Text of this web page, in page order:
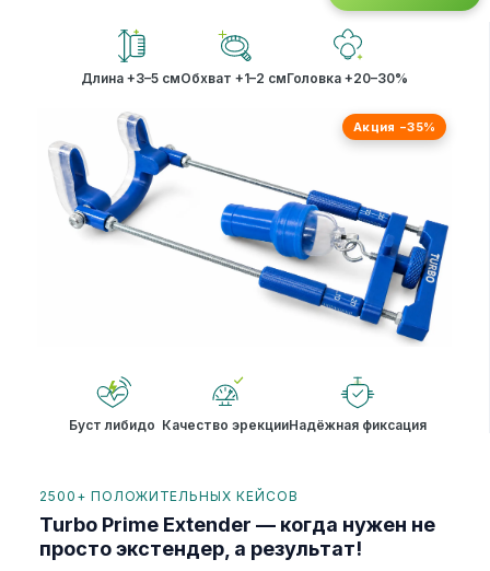
Длина +3–5 смОбхват +1–2 смГоловка +20–30%
Акция −35%
Буст либидо Качество эрекцииНадёжная фиксация
2500+ ПОЛОЖИТЕЛЬНЫХ КЕЙСОВ
Turbo Prime Extender — когда нужен не
просто экстендер, а результат!